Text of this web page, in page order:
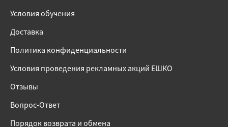
Условия обучения
Доставка
Политика конфиденциальности
Условия проведения рекламных акций ЕШКО
Отзывы
Вопрос-Ответ
Порядок возврата и обмена